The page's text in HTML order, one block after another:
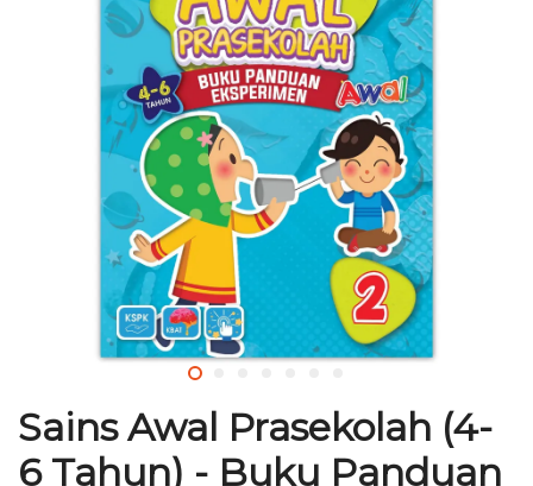
Sains Awal Prasekolah (4-
6 Tahun) - Buku Panduan